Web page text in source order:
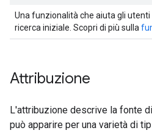
Una funzionalità che aiuta gli
ricerca iniziale. Scopri di più sulla
Attribuzione
L'attribuzione descrive la fonte
può apparire per una varietà di